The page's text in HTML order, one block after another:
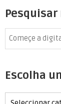
Pesquisar
Escolha